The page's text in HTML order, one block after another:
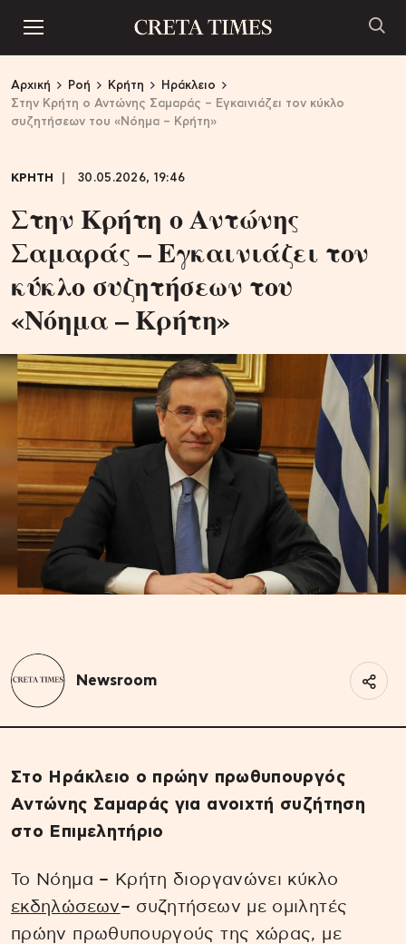
Αρχική Ροή Κρήτη
Ηράκλειο
Στην Κρήτη ο Αντώνης Σαμαράς – Εγκαινιάζει τον κύκλο
συζητήσεων του «Νόημα – Κρήτη»
ΚΡΗΤΗ 30.05.2026, 19:46
Στην Κρήτη ο Αντώνης
Σαμαράς – Εγκαινιάζει τον
κύκλο συζητήσεων του
«Νόημα – Κρήτη»
Newsroom
Στο Ηράκλειο ο πρώην πρωθυπουργός
Αντώνης Σαμαράς για ανοιχτή συζήτηση
στο Επιμελητήριο
Το Νόημα – Κρήτη διοργανώνει κύκλο
εκδηλώσεων– συζητήσεων με ομιλητές
πρώην πρωθυπουργούς της χώρας, με